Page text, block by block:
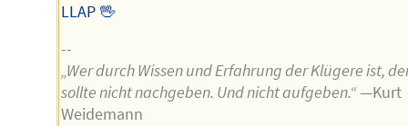
LLAP 🖖
--
„Wer durch Wissen und Erfahrung der Klügere ist,
sollte nicht nachgeben. Und nicht aufgeben.“—Kurt
Weidemann